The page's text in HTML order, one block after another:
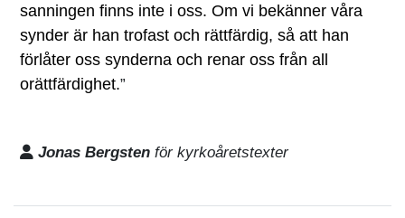
sanningen finns inte i oss. Om vi bekänner våra
synder är han trofast och rättfärdig, så att han
förlåter oss synderna och renar oss från all
orättfärdighet.”
Jonas Bergsten för kyrkoåretstexter